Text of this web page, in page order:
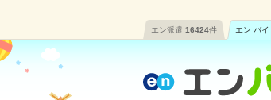
エン派遣 16424件 エン バイ